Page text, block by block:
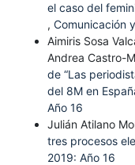
el caso del
, Comunicación
Aimiris Sosa
Andrea Castro-
de “Las
del 8M en
Año 16
Julián Atilano
tres procesos
2019: Año 16